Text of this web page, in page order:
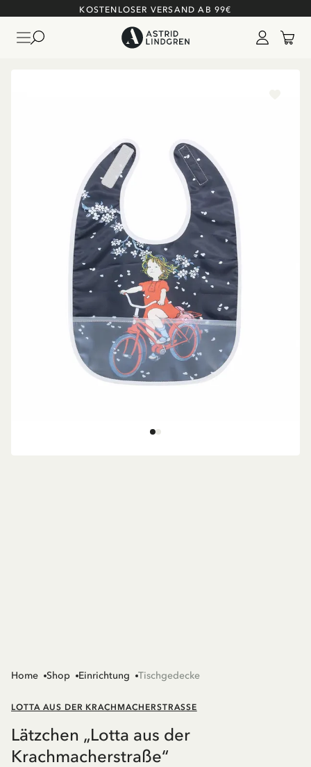
KOSTENLOSER VERSAND AB 99€
Home Shop Einrichtung Tischgedecke
LOTTA AUS DER KRACHMACHERSTRASSE
Lätzchen „Lotta aus der
Krachmacherstraße“